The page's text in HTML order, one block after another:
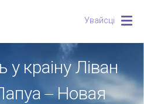
Увайсці
у краіну Ліван
– Новая